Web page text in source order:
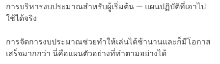
การบริหารงบประมาณสำหรับผู้เริ่มต้น — แผนปฏิบัติที่เอาไป
ใช้ได้จริง
การจัดการงบประมาณช่วยทำให้เล่นได้ช้านานและก็มีโอกาส
เสร็จมากกว่า นี่คือแผนตัวอย่างที่ทำตามอย่างได้